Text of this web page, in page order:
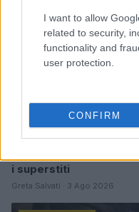
I want to allow
related to security,
functionality and
user protection.
CONFIRM
i superstiti
Greta Salvati · 3 Ago 2026